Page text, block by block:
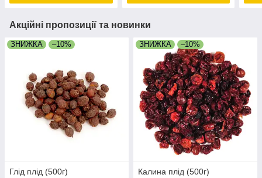
Акційні пропозиції та новинки
ЗНИЖКА –10%
Глід плід (500г)
ЗНИЖКА –10%
Калина плід (500г)